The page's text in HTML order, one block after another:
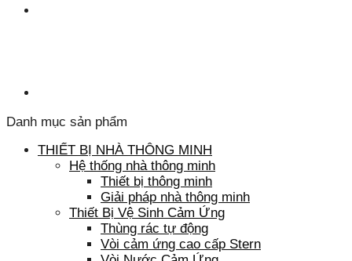
Danh mục sản phẩm
THIẾT BỊ NHÀ THÔNG MINH
Hệ thống nhà thông minh
Thiết bị thông minh
Giải pháp nhà thông minh
Thiết Bị Vệ Sinh Cảm Ứng
Thùng rác tự động
Vòi cảm ứng cao cấp Stern